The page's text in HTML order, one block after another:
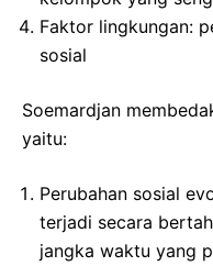
Faktor lingkungan:
sosial
Soemardjan
yaitu:
Perubahan sosial
terjadi secara
jangka waktu yang